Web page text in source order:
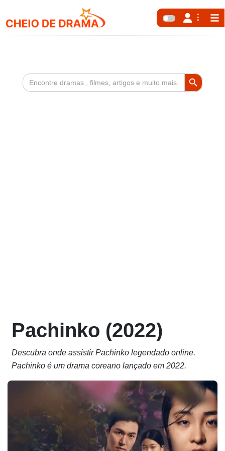
Search
for:
Search Button
Pachinko (2022)
Descubra onde assistir Pachinko legendado online.
Pachinko é um drama coreano lançado em 2022.